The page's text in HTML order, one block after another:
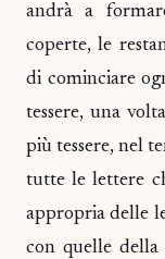
andrà a
coperte, le
di cominciare
tessere, una
più tessere, nel
tutte le lettere
appropria delle
con quelle della